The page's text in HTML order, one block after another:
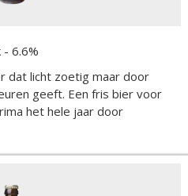
- 6.6%
dat licht zoetig maar door
geeft. Een fris bier voor
het hele jaar door